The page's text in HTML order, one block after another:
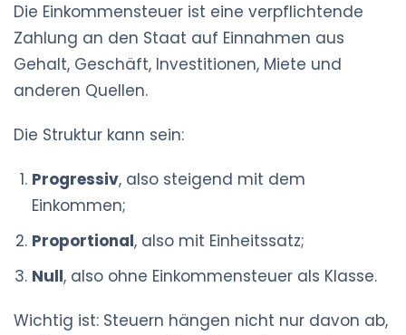
Die Einkommensteuer ist eine verpflichtende
Zahlung an den Staat auf Einnahmen aus
Gehalt, Geschäft, Investitionen, Miete und
anderen Quellen.
Die Struktur kann sein:
Progressiv, also steigend mit dem
Einkommen;
Proportional, also mit Einheitssatz;
Null, also ohne Einkommensteuer als Klasse.
Wichtig ist: Steuern hängen nicht nur davon ab,